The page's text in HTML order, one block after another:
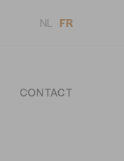
NL FR
CONTACT